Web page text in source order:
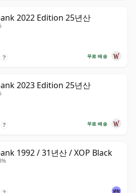
2022 Edition 25년산
무료 배송
?
2023 Edition 25년산
무료 배송
?
1992 / 31년산 / XOP Black